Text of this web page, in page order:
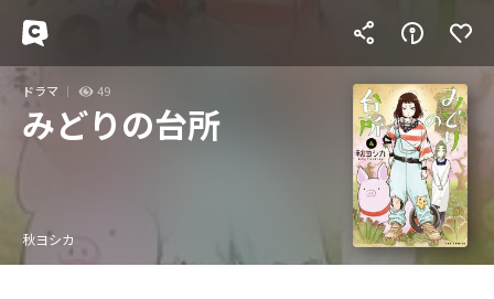
ドラマ 49
みどりの台所
秋ヨシカ